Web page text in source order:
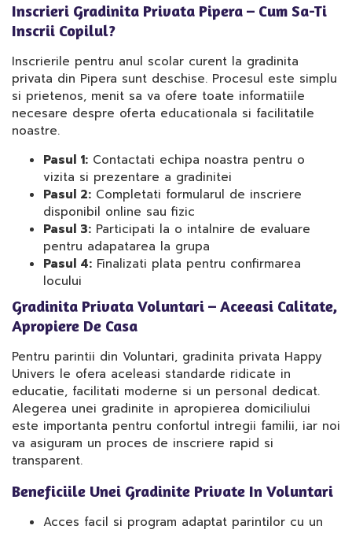
Inscrieri Gradinita Privata Pipera – Cum Sa-Ti
Inscrii Copilul?
Inscrierile pentru anul scolar curent la gradinita
privata din Pipera sunt deschise. Procesul este simplu
si prietenos, menit sa va ofere toate informatiile
necesare despre oferta educationala si facilitatile
noastre.
Pasul 1: Contactati echipa noastra pentru o
vizita si prezentare a gradinitei
Pasul 2: Completati formularul de inscriere
disponibil online sau fizic
Pasul 3: Participati la o intalnire de evaluare
pentru adapatarea la grupa
Pasul 4: Finalizati plata pentru confirmarea
locului
Gradinita Privata Voluntari – Aceeasi Calitate,
Apropiere De Casa
Pentru parintii din Voluntari, gradinita privata Happy
Univers le ofera aceleasi standarde ridicate in
educatie, facilitati moderne si un personal dedicat.
Alegerea unei gradinite in apropierea domiciliului
este importanta pentru confortul intregii familii, iar noi
va asiguram un proces de inscriere rapid si
transparent.
Beneficiile Unei Gradinite Private In Voluntari
Acces facil si program adaptat parintilor cu un